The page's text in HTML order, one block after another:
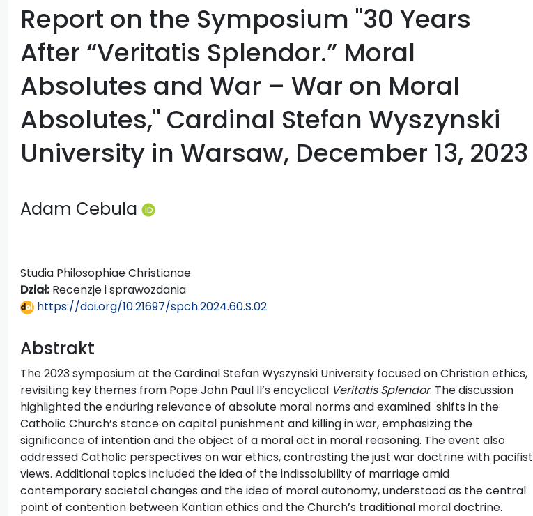
Report on the Symposium "30 Years
After “Veritatis Splendor.” Moral
Absolutes and War – War on Moral
Absolutes," Cardinal Stefan Wyszynski
University in Warsaw, December 13, 2023
Adam Cebula
Studia Philosophiae Christianae
Dział: Recenzje i sprawozdania
https://doi.org/10.21697/spch.2024.60.S.02
Abstrakt
The 2023 symposium at the Cardinal Stefan Wyszynski University focused on Christian ethics,
revisiting key themes from Pope John Paul II’s encyclical Veritatis Splendor. The discussion
highlighted the enduring relevance of absolute moral norms and examined shifts in the
Catholic Church’s stance on capital punishment and killing in war, emphasizing the
significance of intention and the object of a moral act in moral reasoning. The event also
addressed Catholic perspectives on war ethics, contrasting the just war doctrine with pacifist
views. Additional topics included the idea of the indissolubility of marriage amid
contemporary societal changes and the idea of moral autonomy, understood as the central
point of contention between Kantian ethics and the Church’s traditional moral doctrine.